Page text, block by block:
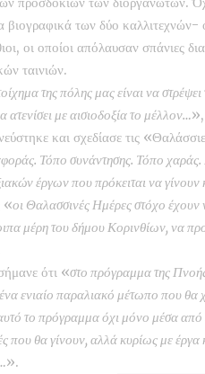
των δύο καλλιτεχνών-
οι οποίοι απόλαυσαν σπάνιες
ταινιών.
της πόλης μας είναι να
με αισιοδοξία το μέλλον…»,
και σχεδίασε τις
Τόπο συνάντησης. Τόπο
έργων που πρόκειται να γίνουν
«οι Θαλασσινές Ημέρες στόχο έχουν
μέρη του δήμου Κορινθίων, να
ότι «στο πρόγραμμα της
ενιαίο παραλιακό μέτωπο που θα
το πρόγραμμα όχι μόνο μέσα από
που θα γίνουν, αλλά κυρίως με
».